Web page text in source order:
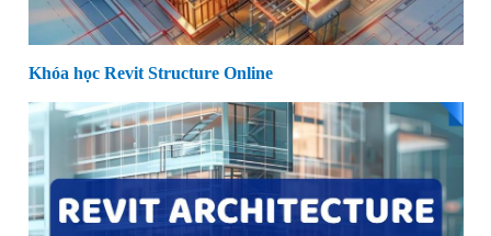
Khóa học Revit Structure Online